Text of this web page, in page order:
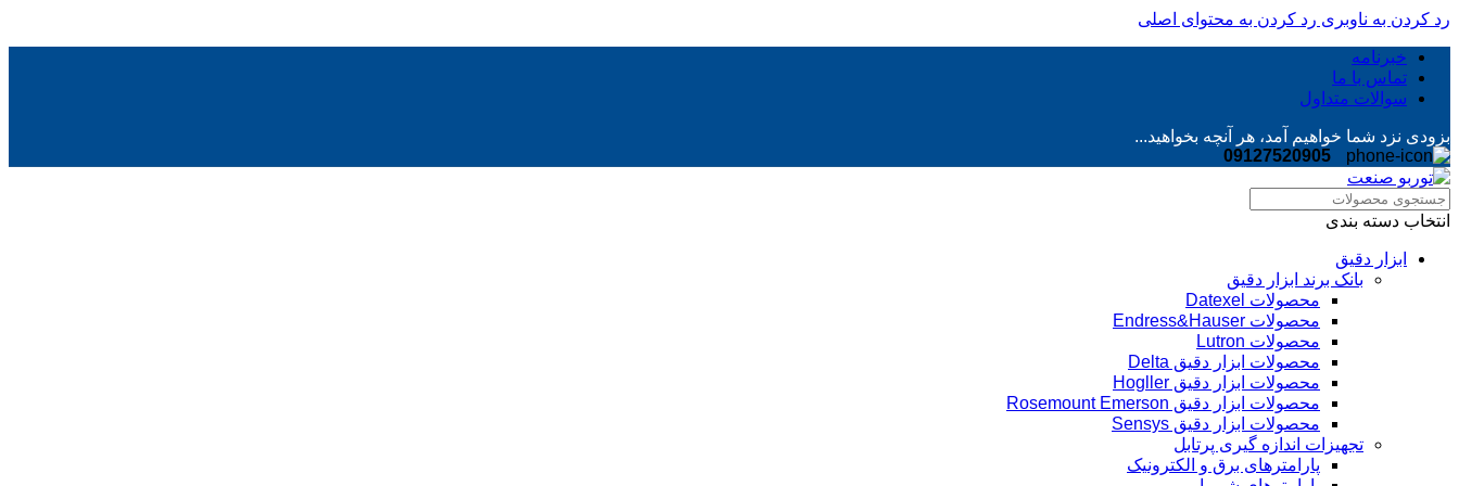
رد کردن به ناوبری رد کردن به محتوای اصلی
خبرنامه
تماس با ما
سوالات متداول
بزودی نزد شما خواهیم آمد، هر آنچه بخواهید...
09127520905
انتخاب دسته بندی
ابزار دقیق
بانک برند ابزار دقیق
محصولات Datexel
محصولات Endress&Hauser
محصولات Lutron
محصولات ابزار دقیق Delta
محصولات ابزار دقیق Hogller
محصولات ابزار دقیق Rosemount Emerson
محصولات ابزار دقیق Sensys
تجهیزات اندازه گیری پرتابل
پارامترهای برق و الکترونیک